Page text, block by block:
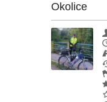
Okolice